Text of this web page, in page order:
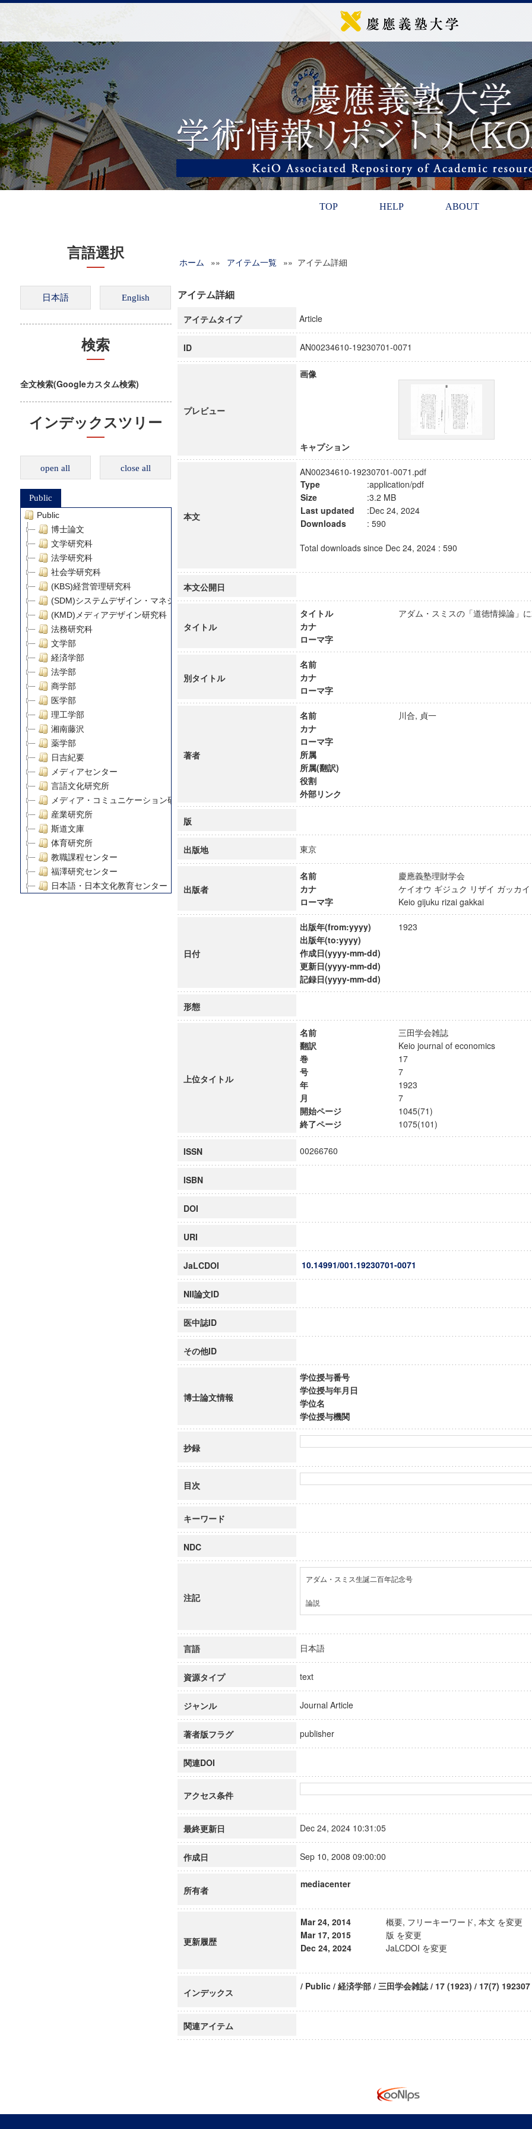
TOP HELP ABOUT
言語選択
検索
全文検索(Googleカスタム検索)
インデックスツリー
open all close all
Public
Public
博士論文
文学研究科
法学研究科
社会学研究科
(KBS)経営管理研究科
(SDM)システムデザイン・マネジメント研究科
(KMD)メディアデザイン研究科
法務研究科
文学部
経済学部
法学部
商学部
医学部
理工学部
湘南藤沢
薬学部
日吉紀要
メディアセンター
言語文化研究所
メディア・コミュニケーション研究所
産業研究所
斯道文庫
体育研究所
教職課程センター
福澤研究センター
日本語・日本文化教育センター
慶應義塾大学グローバルCOEプログラム論理と感性の先端的教育研究拠点
博士課程教育リーディングプログラム「超成熟社会発展のサイエンス」
ホーム »» アイテム一覧 »» アイテム詳細
アイテム詳細
アイテムタイプ Article
ID AN00234610-19230701-0071
プレビュー
画像
キャプション
本文
AN00234610-19230701-0071.pdf
Type
:application/pdf
Size
:3.2 MB
Last updated
:Dec 24, 2024
Downloads
: 590
Total downloads since Dec 24, 2024 : 590
本文公開日
タイトル
タイトル
アダム・スミスの「道徳情操論
カナ
ローマ字
別タイトル
名前
カナ
ローマ字
著者
名前
川合, 貞一
カナ
ローマ字
所属
所属(翻訳)
役割
外部リンク
版
出版地 東京
出版者
名前
慶應義塾理財学会
カナ
ケイオウ ギジュク リザイ ガッ
ローマ字
Keio gijuku rizai gakkai
日付
出版年(from:yyyy)
1923
出版年(to:yyyy)
作成日(yyyy-mm-dd)
更新日(yyyy-mm-dd)
記録日(yyyy-mm-dd)
形態
上位タイトル
名前
三田学会雑誌
翻訳
Keio journal of economics
巻
17
号
7
年
1923
月
7
開始ページ
1045(71)
終了ページ
1075(101)
ISSN 00266760
ISBN
DOI
URI
JaLCDOI 10.14991/001.19230701-0071
NII論文ID
医中誌ID
その他ID
博士論文情報
学位授与番号
学位授与年月日
学位名
学位授与機関
抄録
目次
キーワード
NDC
注記
アダム・スミス生誕二百年記念号
論説
言語 日本語
資源タイプ text
ジャンル Journal Article
著者版フラグ publisher
関連DOI
アクセス条件
最終更新日 Dec 24, 2024 10:31:05
作成日 Sep 10, 2008 09:00:00
所有者
mediacenter
更新履歴
Mar 24, 2014
概要, フリーキーワード, 本文 を変更
Mar 17, 2015
版 を変更
Dec 24, 2024
JaLCDOI を変更
インデックス
/ Public / 経済学部 / 三田学会雑誌 / 17 (1923) / 17(7) 192307
関連アイテム